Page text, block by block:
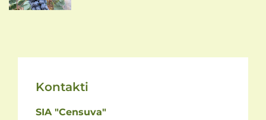
Kontakti
SIA "Censuva"